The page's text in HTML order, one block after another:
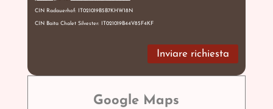
CIN Radauerhof: IT021019B5B7KHW18N
CIN Baita Chalet Silvester: IT021019B44V85F4KF
Google Maps